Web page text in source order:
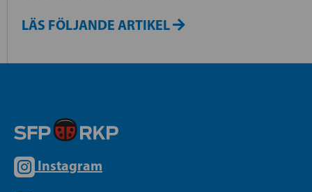
LÄS FÖLJANDE ARTIKEL
Instagram